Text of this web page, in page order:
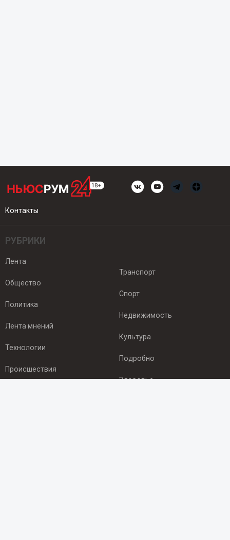
Контакты
РУБРИКИ
Лента
Общество
Политика
Лента мнений
Технологии
Происшествия
Транспорт
Спорт
Недвижимость
Культура
Подробно
Здоровье